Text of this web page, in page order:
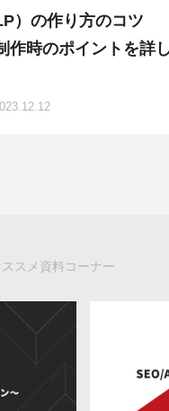
）の作り方のコツ
時のポイントを詳し
ススメ資料コーナー